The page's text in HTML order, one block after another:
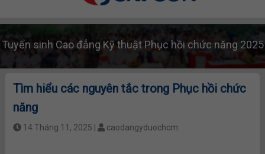
Tuyển sinh Cao đẳng Kỹ thuật Phục hồi chức năng 2025
Tìm hiểu các nguyên tắc trong Phục hồi chức
năng
14 Tháng 11, 2025 | caodangyduochcm